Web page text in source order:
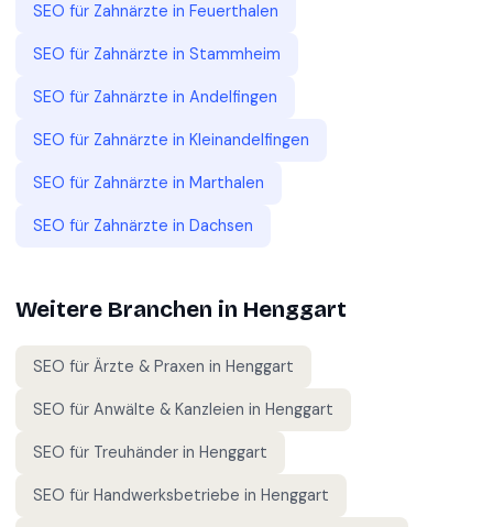
SEO für Zahnärzte in Feuerthalen
SEO für Zahnärzte in Stammheim
SEO für Zahnärzte in Andelfingen
SEO für Zahnärzte in Kleinandelfingen
SEO für Zahnärzte in Marthalen
SEO für Zahnärzte in Dachsen
Weitere Branchen in Henggart
SEO für Ärzte & Praxen in Henggart
SEO für Anwälte & Kanzleien in Henggart
SEO für Treuhänder in Henggart
SEO für Handwerksbetriebe in Henggart